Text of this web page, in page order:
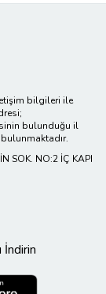
bilgileri ile
bulunduğu il
SOK. NO:2 İÇ KAPI
İndirin